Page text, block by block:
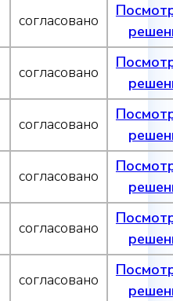
согласовано
согласовано
согласовано
согласовано
согласовано
согласовано